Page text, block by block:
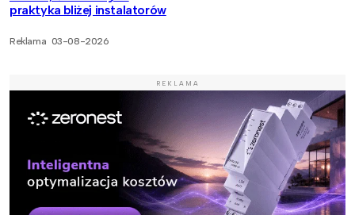
praktyka bliżej instalatorów
Reklama 03-08-2026
REKLAMA